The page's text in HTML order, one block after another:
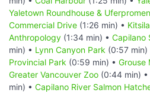
Yaletown Roundhouse &
Commercial Drive (1:26 min) •
Anthropology (1:34 min) • Capilano
min) • Lynn Canyon Park (0:57 min)
Provincial Park (0:59 min) • Grouse
Greater Vancouver Zoo (0:44 min) •
min) • Capilano River Salmon